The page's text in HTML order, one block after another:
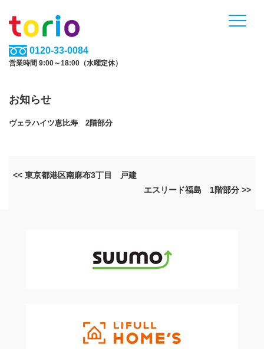
0120-33-0084
営業時間 9:00～18:00（水曜定休）
お知らせ
ヴェラハイツ恵比寿 2階部分
<< 東京都港区南麻布3丁目 戸建
エスリード福島 1階部分 >>